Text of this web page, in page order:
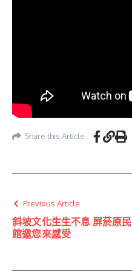
Share this Article
Previous Article
斜坡文化生生不息 屏菸原民
館邀您來感受